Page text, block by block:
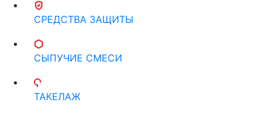
СРЕДСТВА ЗАЩИТЫ
СЫПУЧИЕ СМЕСИ
ТАКЕЛАЖ